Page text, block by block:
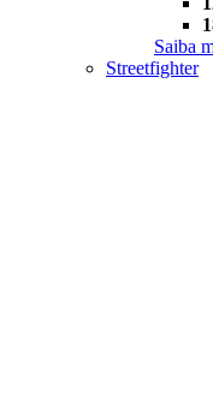
Saiba
Streetfighter